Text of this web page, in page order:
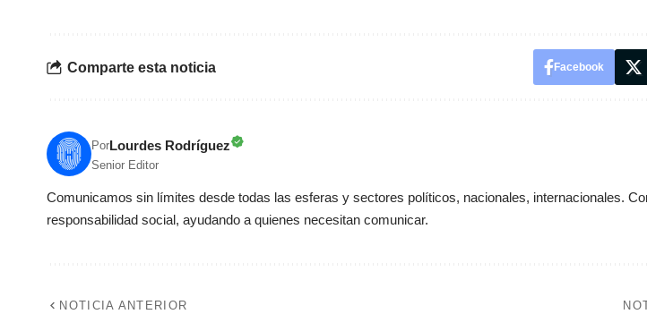
Comparte esta noticia Facebook
PorLourdes Rodríguez
Senior Editor
Comunicamos sin límites desde todas las esferas y sectores políticos, nacionales, internacionales.
responsabilidad social, ayudando a quienes necesitan comunicar.
NOTICIA ANTERIOR